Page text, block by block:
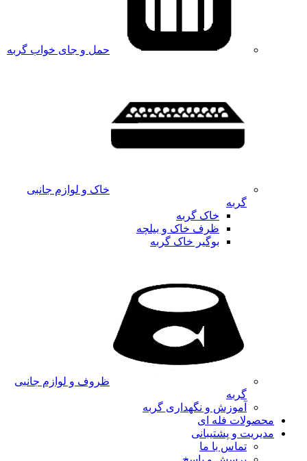
حمل و جای خواب گربه
خاک و لوازم جانبی
گربه
خاک گربه
ظرف خاک و بیلچه
بوگیر خاک گربه
ظروف و لوازم جانبی
گربه
آموزش و نگهداری گربه
محصولات فله ای
مدیریت و پشتیبانی
تماس با ما